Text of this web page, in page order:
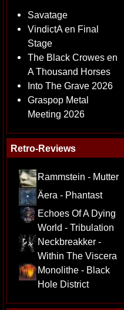
Savatage
VindictA en Final
Stage
The Black Crowes en
A Thousand Horses
Into The Grave 2026
Graspop Metal
Meeting 2026
Retro-Reviews
Rammstein - Mutter
Äera - Phantast
Echoes Of A Dying
World - Tribulation
Neckbreakker -
Within The Viscera
Monolithe - Black
Hole District